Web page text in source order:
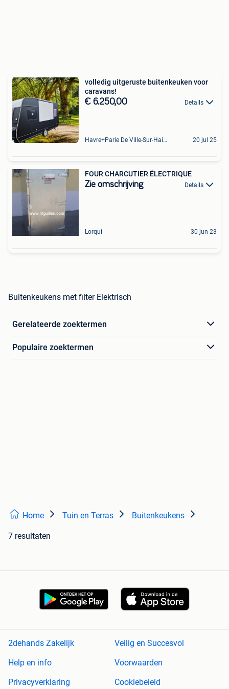
volledig uitgeruste buitenkeuken voor
caravans!
€ 6.250,00 Details
Havre+Parie De Ville-Sur-Haine 20 jul 25
FOUR CHARCUTIER ÉLECTRIQUE
Zie omschrijving Details
Lorquí 30 jun 23
Buitenkeukens met filter Elektrisch
Gerelateerde zoektermen
Populaire zoektermen
Home Tuin en Terras Buitenkeukens
7 resultaten
2dehands Zakelijk
Veilig en Succesvol
Help en info
Voorwaarden
Privacyverklaring
Cookiebeleid